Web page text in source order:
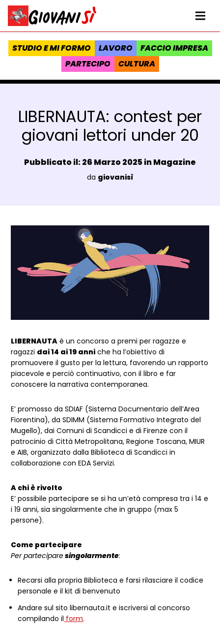
Vai al contenuto
Homepage Giovanisì - Progetto della Regione Toscana
STUDIO E MI FORMO LAVORO
FACCIO IMPRESA
PARTECIPO
CULTURA
LIBERNAUTA: contest per
giovani lettori under 20
Data e ora:
Pubblicato il: 26 Marzo 2025 inMagazine
Luogo:
da giovanisì
Dettagli Post Magazine
LIBERNAUTA è un concorso a premi per ragazze e
ragazzi dai 14 ai 19 anni che ha l’obiettivo di
promuovere il gusto per la lettura, favorendo un rapporto
piacevole e perciò continuativo, con il libro e far
conoscere la narrativa contemporanea.
E’ promosso da SDIAF (Sistema Documentario dell’Area
Fiorentina), da SDIMM (Sistema Formativo Integrato del
Mugello), dai Comuni di Scandicci e di Firenze con il
patrocinio di Città Metropolitana, Regione Toscana, MIUR
e AIB, organizzato dalla Biblioteca di Scandicci in
collaborazione con EDA Servizi.
A chi è rivolto
E’ possibile partecipare se si ha un’età compresa tra i 14 e
i 19 anni, sia singolarmente che in gruppo (max 5
persone).
Come partecipare
Per parteciparesingolarmente:
Recarsi alla propria Biblioteca e farsi rilasciare il codice
personale e il kit di benvenuto
Andare sul sito libernauta.it e iscriversi al concorso
compilando il form.